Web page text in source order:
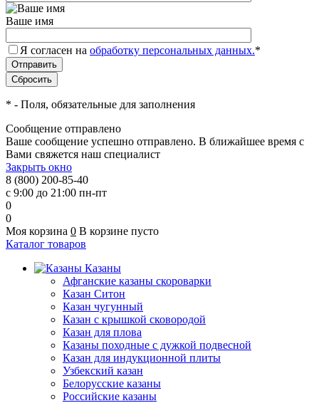
Ваше имя
Я согласен на обработку персональных данных.*
* - Поля, обязательные для заполнения
Сообщение отправлено
Ваше сообщение успешно отправлено. В ближайшее время с
Вами свяжется наш специалист
Закрыть окно
8 (800) 200-85-40
с 9:00 до 21:00 пн-пт
0
0
Моя корзина 0 В корзине пусто
Каталог товаров
Казаны
Афганские казаны скороварки
Казан Ситон
Казан чугунный
Казан с крышкой сковородой
Казан для плова
Казаны походные с дужкой подвесной
Казан для индукционной плиты
Узбекский казан
Белорусские казаны
Российские казаны